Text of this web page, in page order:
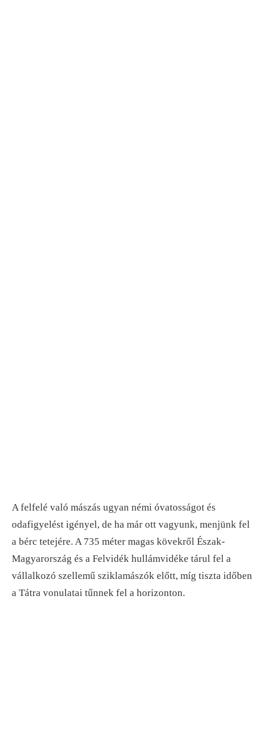
A felfelé való mászás ugyan némi óvatosságot és
odafigyelést igényel, de ha már ott vagyunk, menjünk fel
a bérc tetejére. A 735 méter magas kövekről Észak-
Magyarország és a Felvidék hullámvidéke tárul fel a
vállalkozó szellemű sziklamászók előtt, míg tiszta időben
a Tátra vonulatai tűnnek fel a horizonton.